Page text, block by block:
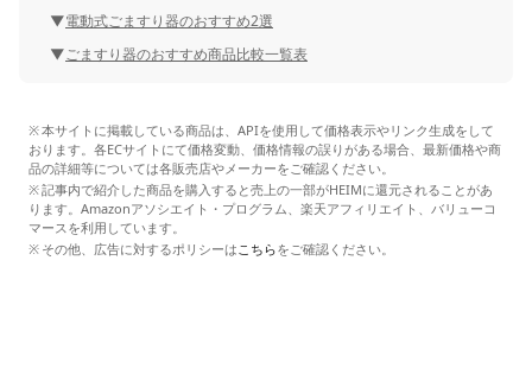
電動式ごますり器のおすすめ2選
ごますり器のおすすめ商品比較一覧表
本サイトに掲載している商品は、APIを使用して価格表示やリンク生成をして
おります。各ECサイトにて価格変動、価格情報の誤りがある場合、最新価格や商
品の詳細等については各販売店やメーカーをご確認ください。
記事内で紹介した商品を購入すると売上の一部がHEIMに還元されることがあ
ります。Amazonアソシエイト・プログラム、楽天アフィリエイト、バリューコ
マースを利用しています。
その他、広告に対するポリシーはこちらをご確認ください。